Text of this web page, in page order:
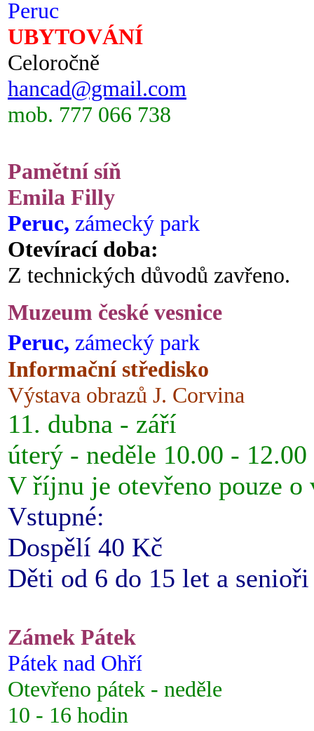
Peruc
UBYTOVÁNÍ
Celoročně
hancad@gmail.com
mob. 777 066 738
Pamětní síň
Emila Filly
Peruc, zámecký park
Otevírací doba:
Z technických důvodů zavřeno.
Muzeum české vesnice
Peruc, zámecký park
Informační středisko
Výstava obrazů J. Corvina
11. dubna - září
úterý - neděle 10.00 -
V říjnu je otevřeno pouze o
Vstupné:
Dospělí 40 Kč
Děti od 6 do 15 let a
Zámek Pátek
Pátek nad Ohří
Otevřeno pátek - neděle
10 - 16 hodin